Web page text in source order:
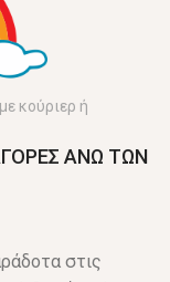
κούριερ ή
ΑΝΩ ΤΩΝ
στις